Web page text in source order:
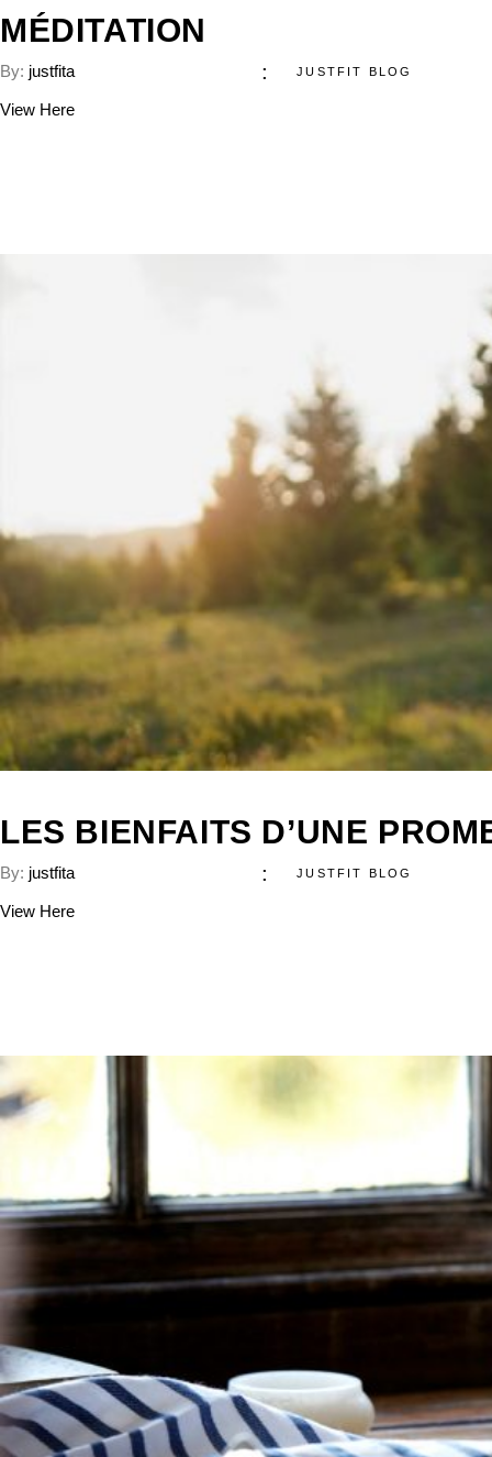
MÉDITATION
By: justfita JUSTFIT BLOG
View Here
LES BIENFAITS D’UNE
By: justfita JUSTFIT BLOG
View Here